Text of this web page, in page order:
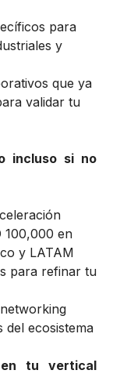
para
y
que ya
validar tu
incluso si no
100,000 en
y LATAM
para refinar tu
ecosistema
tu vertical